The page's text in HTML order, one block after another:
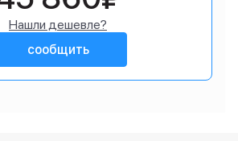
Нашли дешевле?
сообщить